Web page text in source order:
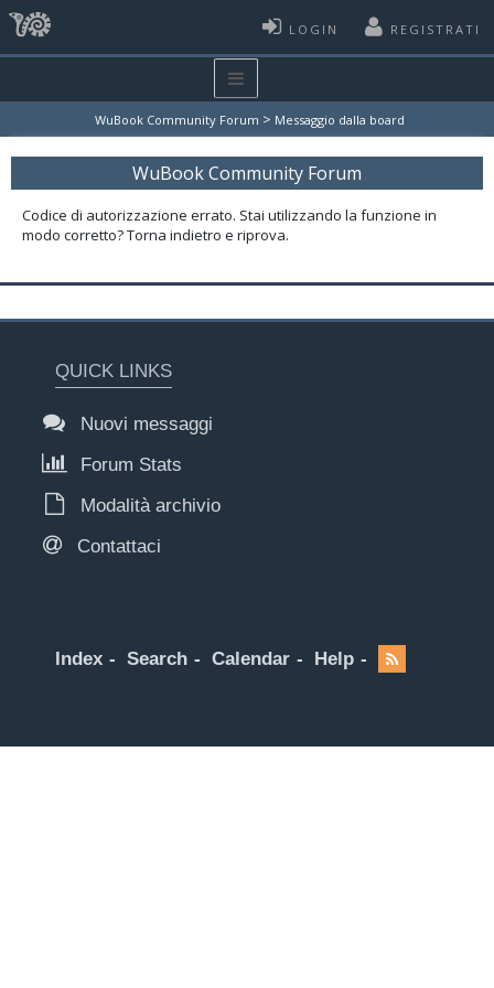
LOGIN REGISTRATI
WuBook Community Forum > Messaggio dalla board
WuBook Community Forum
Codice di autorizzazione errato. Stai utilizzando la funzione in
modo corretto? Torna indietro e riprova.
QUICK LINKS
Nuovi messaggi
Forum Stats
Modalità archivio
Contattaci
Index Search Calendar Help